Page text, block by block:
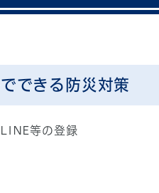
できる防災対策
等の登録